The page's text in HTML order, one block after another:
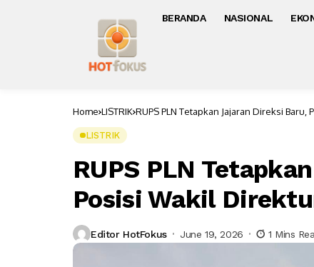
BERANDA NASIONAL
Home LISTRIK RUPS PLN Tetapkan Jajaran Direksi
LISTRIK
RUPS PLN
Posisi Wakil
Editor HotFokus June 19, 2026 1 Mins